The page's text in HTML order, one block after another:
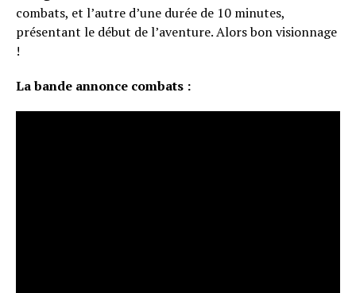
combats, et l’autre d’une durée de 10 minutes,
présentant le début de l’aventure. Alors bon visionnage
!
La bande annonce combats :